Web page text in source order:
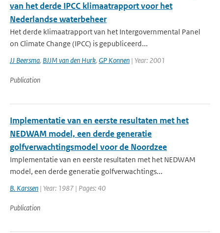
van het derde IPCC klimaatrapport voor het
Nederlandse waterbeheer
Het derde klimaatrapport van het Intergovernmental Panel
on Climate Change (IPCC) is gepubliceerd...
JJ Beersma, BJJM van den Hurk, GP Konnen | Year: 2001
Publication
Implementatie van en eerste resultaten met het
NEDWAM model, een derde generatie
golfverwachtingsmodel voor de Noordzee
Implementatie van en eerste resultaten met het NEDWAM
model, een derde generatie golfverwachtings...
B. Karssen | Year: 1987 | Pages: 40
Publication